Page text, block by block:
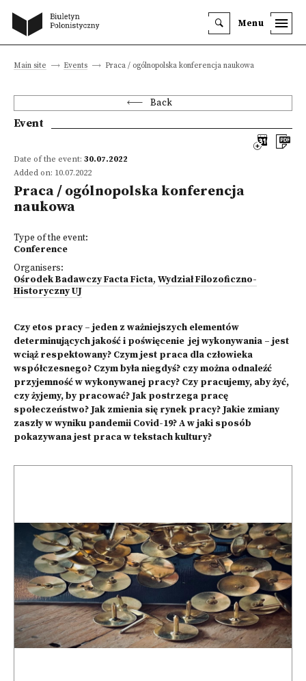
Menu
Main site Events Praca / ogólnopolska konferencja naukowa
Back
Event
Date of the event: 30.07.2022
Added on: 10.07.2022
Praca / ogólnopolska konferencja
naukowa
Type of the event:
Conference
Organisers:
Ośrodek Badawczy Facta Ficta, Wydział Filozoficzno-
Historyczny UJ
Czy etos pracy – jeden z ważniejszych elementów
determinujących jakość i poświęcenie jej wykonywania – jest
wciąż respektowany? Czym jest praca dla człowieka
współczesnego? Czym była niegdyś? czy można odnaleźć
przyjemność w wykonywanej pracy? Czy pracujemy, aby żyć,
czy żyjemy, by pracować? Jak postrzega pracę
społeczeństwo? Jak zmienia się rynek pracy? Jakie zmiany
zaszły w wyniku pandemii Covid-19? A w jaki sposób
pokazywana jest praca w tekstach kultury?